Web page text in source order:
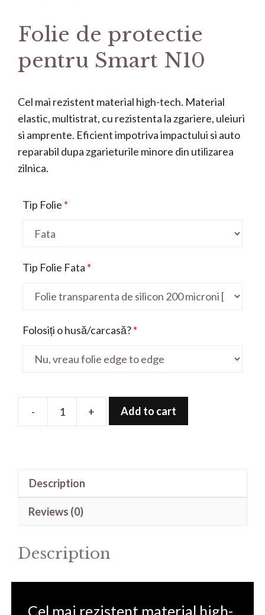
Folie de protectie
pentru Smart N10
Cel mai rezistent material high-tech. Material
elastic, multistrat, cu rezistenta la zgariere, uleiuri
si amprente. Eficient impotriva impactului si auto
reparabil dupa zgarieturile minore din utilizarea
zilnica.
Tip Folie *
Tip Folie Fata *
Folosiți o husă/carcasă?*
-
Folie
+ Add to cart
Description
Reviews (0)
Description
Cel mai rezistent material high-